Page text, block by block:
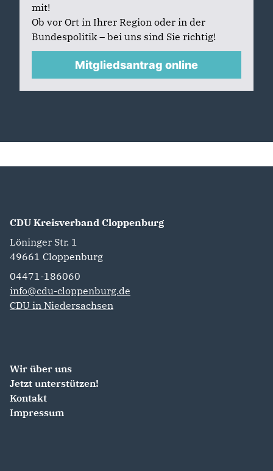
mit!
Ob vor Ort in Ihrer Region oder in der
Bundespolitik – bei uns sind Sie richtig!
Mitgliedsantrag online
CDU Kreisverband Cloppenburg
Löninger Str. 1
49661 Cloppenburg
04471-186060
info@cdu-cloppenburg.de
CDU in Niedersachsen
Wir über uns
Jetzt unterstützen!
Kontakt
Impressum